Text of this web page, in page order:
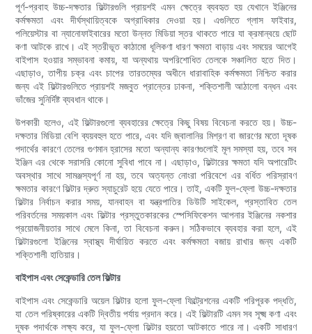
পূর্ণ-প্রবাহ উচ্চ-দক্ষতার ফিল্টারগুলি প্রায়শই এমন ক্ষেত্রে ব্যবহৃত হয় যেখানে ইঞ্জিনের
কর্মক্ষমতা এবং দীর্ঘস্থায়িত্বকে অগ্রাধিকার দেওয়া হয়। এগুলিতে গ্লাস ফাইবার,
পলিয়েস্টার বা ন্যানোফাইবারের মতো উন্নত মিডিয়া স্তর থাকতে পারে যা ক্রমান্বয়ে ছোট
কণা আটকে রাখে। এই স্তরীভূত কাঠামো ধূলিকণা ধারণ ক্ষমতা বাড়ায় এবং সময়ের আগেই
বাইপাস হওয়ার সম্ভাবনা কমায়, যা অন্যথায় অপরিশোধিত তেলকে সঞ্চালিত হতে দিত।
এছাড়াও, তাপীয় চক্র এবং চাপের তারতম্যের অধীনে ধারাবাহিক কর্মক্ষমতা নিশ্চিত করার
জন্য এই ফিল্টারগুলিতে প্রায়শই মজবুত প্রান্তের ঢাকনা, শক্তিশালী আঠালো বন্ধন এবং
ভাঁজের সুনির্দিষ্ট ব্যবধান থাকে।
উপকারী হলেও, এই ফিল্টারগুলো ব্যবহারের ক্ষেত্রে কিছু বিষয় বিবেচনা করতে হয়। উচ্চ-
দক্ষতার মিডিয়া বেশি ব্যয়বহুল হতে পারে, এবং যদি জ্বালানির মিশ্রণ বা জারণের মতো দূষক
পদার্থের কারণে তেলের গুণমান হ্রাসের মতো অন্যান্য কারণগুলোই মূল সমস্যা হয়, তবে সব
ইঞ্জিন এর থেকে সরাসরি কোনো সুবিধা পাবে না। এছাড়াও, ফিল্টারের ক্ষমতা যদি অপারেটিং
অবস্থার সাথে সামঞ্জস্যপূর্ণ না হয়, তবে অত্যন্ত নোংরা পরিবেশে এর বর্ধিত পরিস্রাবণ
ক্ষমতার কারণে ফিল্টার দ্রুত স্যাচুরেট হয়ে যেতে পারে। তাই, একটি ফুল-ফ্লো উচ্চ-দক্ষতার
ফিল্টার নির্বাচন করার সময়, যানবাহন বা যন্ত্রপাতির ডিউটি ​​সাইকেল, প্রস্তাবিত তেল
পরিবর্তনের সময়কাল এবং ফিল্টার প্রস্তুতকারকের স্পেসিফিকেশন আপনার ইঞ্জিনের নকশার
প্রয়োজনীয়তার সাথে মেলে কিনা, তা বিবেচনা করুন। সঠিকভাবে ব্যবহার করা হলে, এই
ফিল্টারগুলো ইঞ্জিনের স্বাস্থ্য দীর্ঘায়িত করতে এবং কর্মক্ষমতা বজায় রাখার জন্য একটি
শক্তিশালী হাতিয়ার।
বাইপাস এবং সেকেন্ডারি তেল ফিল্টার
বাইপাস এবং সেকেন্ডারি অয়েল ফিল্টার হলো ফুল-ফ্লো ফিল্ট্রেশনের একটি পরিপূরক পদ্ধতি,
যা তেল পরিষ্কারের একটি দ্বিতীয় পর্যায় প্রদান করে। এই ফিল্টারটি এমন সব সূক্ষ্ম কণা এবং
দূষক পদার্থকে লক্ষ্য করে, যা ফুল-ফ্লো ফিল্টার হয়তো আটকাতে পারে না। একটি সাধারণ